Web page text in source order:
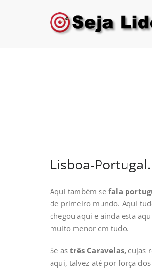
Lisboa-Portugal.
Aqui também se fala
de primeiro mundo. Aqui
chegou aqui e ainda esta
muito menor em tudo.
Se astrês Caravelas, cujas
aqui, talvez até por força